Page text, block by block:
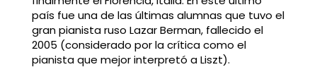
país fue una de las últimas alumnas que tuvo el
gran pianista ruso Lazar Berman, fallecido el
2005 (considerado por la crítica como el
pianista que mejor interpretó a Liszt).